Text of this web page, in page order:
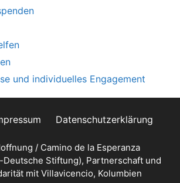
und individuelles Engagement
Datenschutzerklärung
/ Camino de la Esperanza
Deutsche Stiftung), Partnerschaft und
mit Villavicencio, Kolumbien